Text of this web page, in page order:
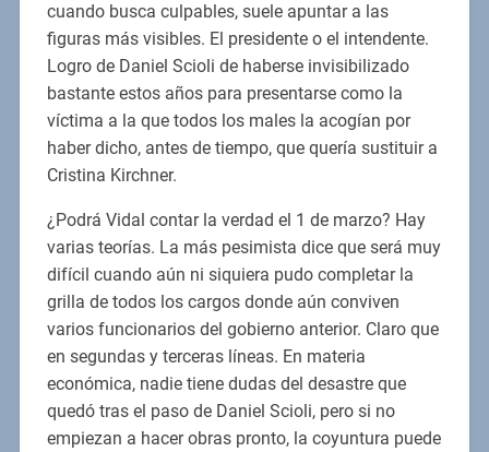
cuando busca culpables, suele apuntar a las
figuras más visibles. El presidente o el intendente.
Logro de Daniel Scioli de haberse invisibilizado
bastante estos años para presentarse como la
víctima a la que todos los males la acogían por
haber dicho, antes de tiempo, que quería sustituir a
Cristina Kirchner.
¿Podrá Vidal contar la verdad el 1 de marzo? Hay
varias teorías. La más pesimista dice que será muy
difícil cuando aún ni siquiera pudo completar la
grilla de todos los cargos donde aún conviven
varios funcionarios del gobierno anterior. Claro que
en segundas y terceras líneas. En materia
económica, nadie tiene dudas del desastre que
quedó tras el paso de Daniel Scioli, pero si no
empiezan a hacer obras pronto, la coyuntura puede